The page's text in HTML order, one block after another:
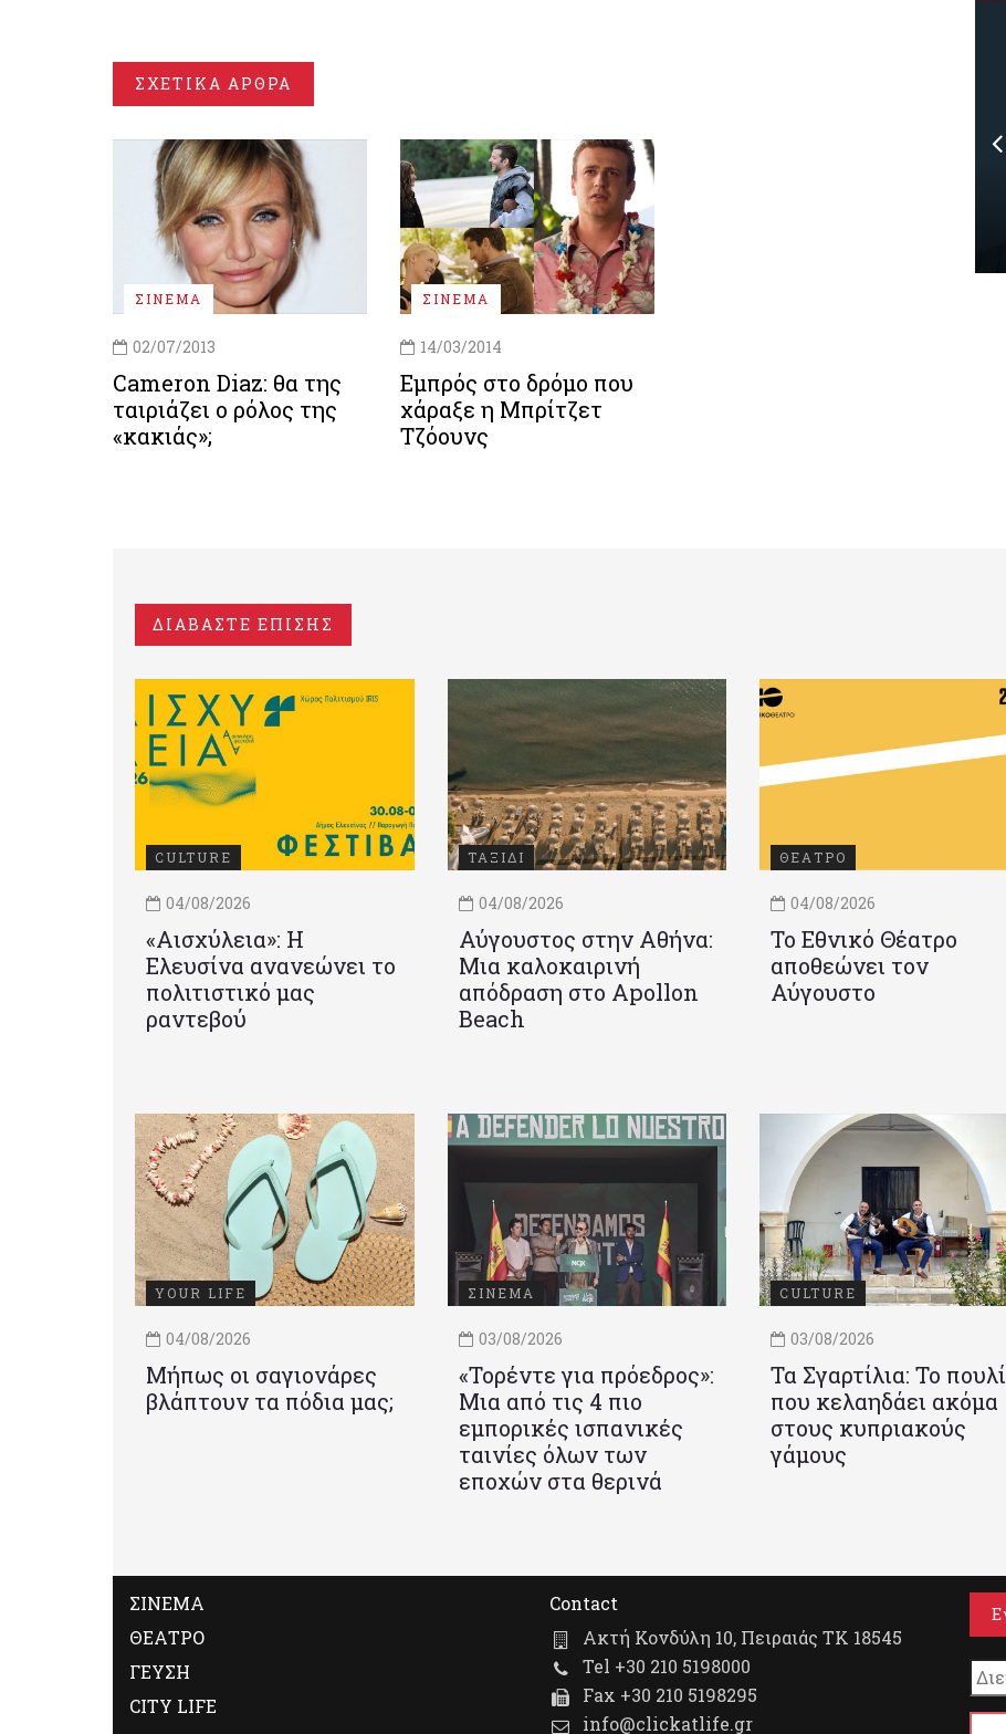
ΣΧΕΤΙΚΑ ΑΡΘΡΑ
ΣΙΝΕΜΑ
02/07/2013
Cameron Diaz: θα της
ταιριάζει ο ρόλος της
«κακιάς»;
ΣΙΝΕΜΑ
14/03/2014
Εμπρός στο δρόμο που
χάραξε η Μπρίτζετ
Τζόουνς
ΔΙΑΒΑΣΤΕ ΕΠΙΣΗΣ
CULTURE
04/08/2026
«Αισχύλεια»: Η
Ελευσίνα ανανεώνει το
πολιτιστικό μας
ραντεβού
ΤΑΞΙΔΙ
04/08/2026
Αύγουστος στην Αθήνα:
Μια καλοκαιρινή
απόδραση στο Apollon
Beach
ΘΕΑΤΡΟ
04/08/2026
Το Εθνικό Θέατρο
αποθεώνει τον
Αύγουστο
YOUR LIFE
04/08/2026
Μήπως οι σαγιονάρες
βλάπτουν τα πόδια μας;
ΣΙΝΕΜΑ
03/08/2026
«Τορέντε για πρόεδρος»:
Mια από τις 4 πιο
εμπορικές ισπανικές
ταινίες όλων των
εποχών στα θερινά
CULTURE
03/08/2026
Τα Σγαρτίλια: Το πουλί
που κελαηδάει ακόμα
στους κυπριακούς
γάμους
ΣΙΝΕΜΑ
ΘΕΑΤΡΟ
ΓΕΥΣΗ
CITY LIFE
Contact
Ακτή Κονδύλη 10, Πειραιάς ΤΚ 18545
Tel +30 210 5198000
Fax +30 210 5198295
info@clickatlife.gr